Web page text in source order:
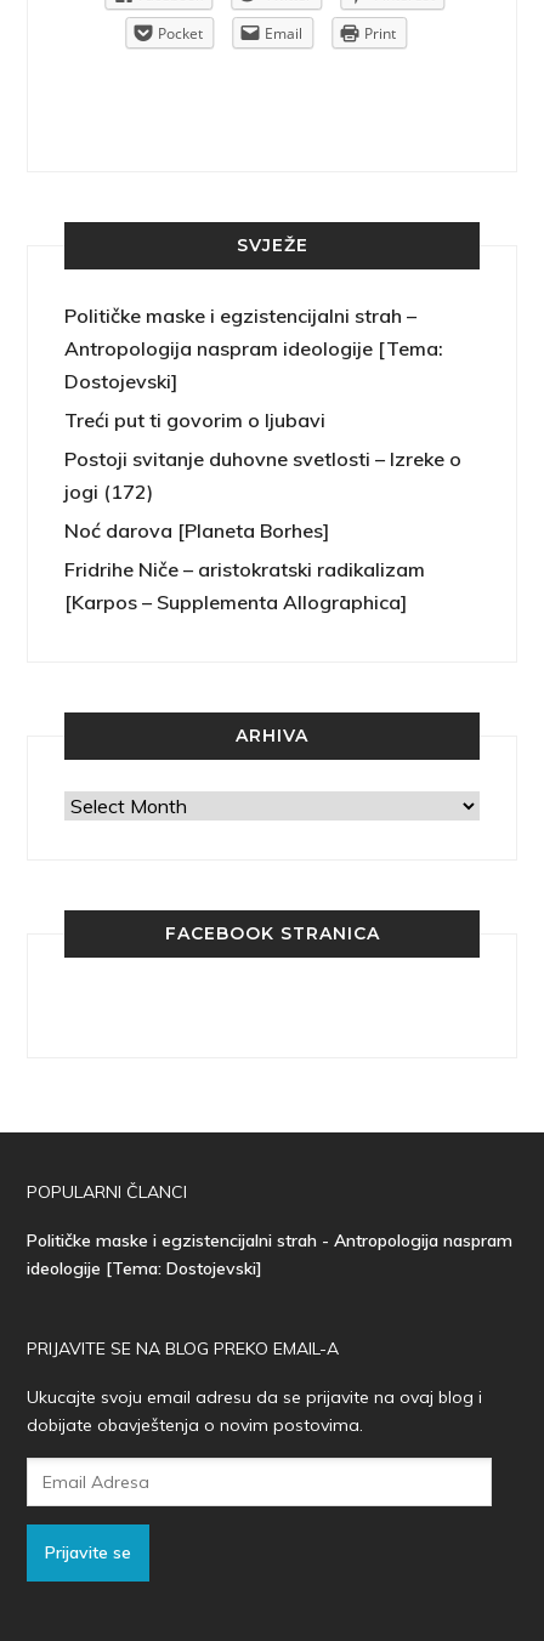
Pocket
Email Print
SVJEŽE
Političke maske i egzistencijalni strah –
Antropologija naspram ideologije [Tema:
Dostojevski]
Treći put ti govorim o ljubavi
Postoji svitanje duhovne svetlosti – Izreke o
jogi (172)
Noć darova [Planeta Borhes]
Fridrihe Niče – aristokratski radikalizam
[Karpos – Supplementa Allographica]
ARHIVA
Arhiva
FACEBOOK STRANICA
POPULARNI ČLANCI
Političke maske i egzistencijalni strah - Antropologija naspram
ideologije [Tema: Dostojevski]
PRIJAVITE SE NA BLOG PREKO EMAIL-A
Ukucajte svoju email adresu da se prijavite na ovaj blog i
dobijate obavještenja o novim postovima.
Prijavite se